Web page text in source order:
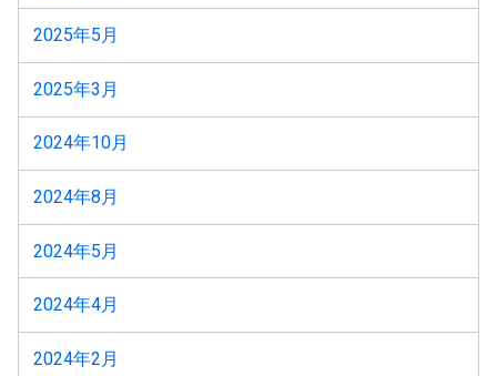
2025年5月
2025年3月
2024年10月
2024年8月
2024年5月
2024年4月
2024年2月